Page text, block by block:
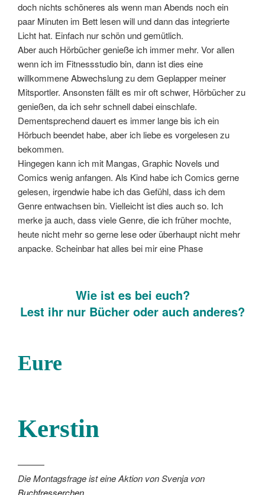
doch nichts schöneres als wenn man Abends noch ein
paar Minuten im Bett lesen will und dann das integrierte
Licht hat. Einfach nur schön und gemütlich.
Aber auch Hörbücher genieße ich immer mehr. Vor allen
wenn ich im Fitnessstudio bin, dann ist dies eine
willkommene Abwechslung zu dem Geplapper meiner
Mitsportler. Ansonsten fällt es mir oft schwer, Hörbücher zu
genießen, da ich sehr schnell dabei einschlafe.
Dementsprechend dauert es immer lange bis ich ein
Hörbuch beendet habe, aber ich liebe es vorgelesen zu
bekommen.
Hingegen kann ich mit Mangas, Graphic Novels und
Comics wenig anfangen. Als Kind habe ich Comics gerne
gelesen, irgendwie habe ich das Gefühl, dass ich dem
Genre entwachsen bin. Vielleicht ist dies auch so. Ich
merke ja auch, dass viele Genre, die ich früher mochte,
heute nicht mehr so gerne lese oder überhaupt nicht mehr
anpacke. Scheinbar hat alles bei mir eine Phase
Wie ist es bei euch?
Lest ihr nur Bücher oder auch anderes?
Eure
Kerstin
———
Die Montagsfrage ist eine Aktion von Svenja von
Buchfresserchen